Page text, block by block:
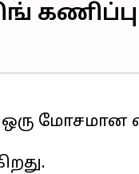
கணிப்பு
மோசமான